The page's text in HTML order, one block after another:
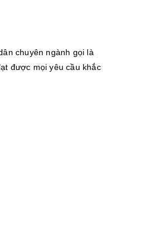
chuyên ngành gọi là
được mọi yêu cầu khắc